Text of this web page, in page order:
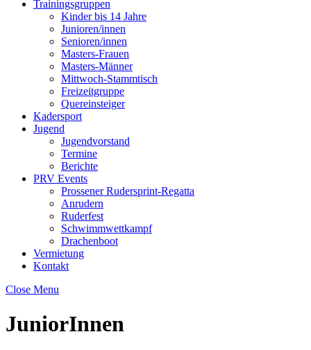
Trainingsgruppen
Kinder bis 14 Jahre
Junioren/innen
Senioren/innen
Masters-Frauen
Masters-Männer
Mittwoch-Stammtisch
Freizeitgruppe
Quereinsteiger
Kadersport
Jugend
Jugendvorstand
Termine
Berichte
PRV Events
Prossener Rudersprint-Regatta
Anrudern
Ruderfest
Schwimmwettkampf
Drachenboot
Vermietung
Kontakt
Close Menu
JuniorInnen